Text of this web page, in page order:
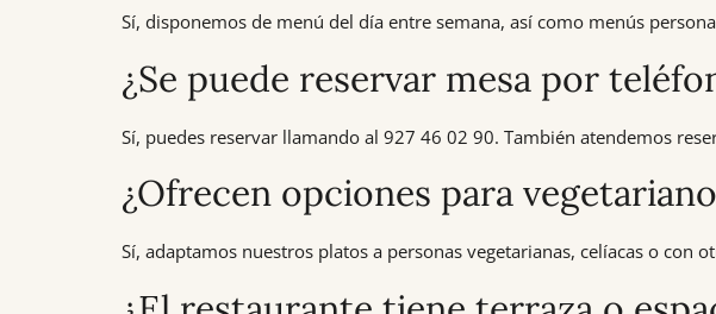
Sí, disponemos de menú del día entre semana, así como menús
¿Se puede reservar mesa por
Sí, puedes reservar llamando al 927 46 02 90. También atendemos
¿Ofrecen opciones para
Sí, adaptamos nuestros platos a personas vegetarianas, celíacas o con